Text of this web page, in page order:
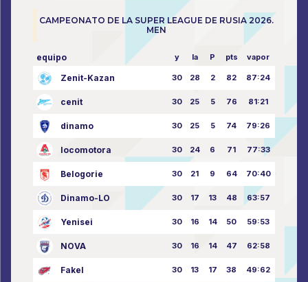
CAMPEONATO DE LA SUPER LEAGUE DE RUSIA 2026.
MEN
equipo y la P pts vapor
Zenit-Kazan 30 28 2 82 87:24
cenit 30 25 5 76 81:21
dinamo 30 25 5 74 79:26
locomotora 30 24 6 71 77:33
Belogorie 30 21 9 64 70:40
Dinamo-LO 30 17 13 48 63:57
Yenisei 30 16 14 50 59:53
NOVA 30 16 14 47 62:58
Fakel 30 13 17 38 49:62